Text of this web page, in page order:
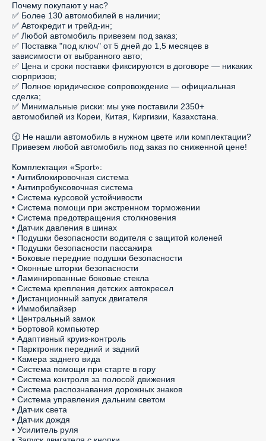
Почему покупают у нас?
✅ Более 130 автомобилей в наличии;
✅ Автокредит и трейд-ин;
✅ Любой автомобиль привезем под заказ;
✅ Поставка "под ключ" от 5 дней до 1,5 месяцев в
зависимости от выбранного авто;
✅ Цена и сроки поставки фиксируются в договоре — никаких
сюрпризов;
✅ Полное юридическое сопровождение — официальная
сделка;
✅ Минимальные риски: мы уже поставили 2350+
автомобилей из Кореи, Китая, Киргизии, Казахстана.
🕜 Не нашли автомобиль в нужном цвете или комплектации?
Привезем любой автомобиль под заказ по сниженной цене!
Комплектация «Sport»:
• Антиблокировочная система
• Антипробуксовочная система
• Система курсовой устойчивости
• Система помощи при экстренном торможении
• Система предотвращения столкновения
• Датчик давления в шинах
• Подушки безопасности водителя с защитой коленей
• Подушки безопасности пассажира
• Боковые передние подушки безопасности
• Оконные шторки безопасности
• Ламинированные боковые стекла
• Система крепления детских автокресел
• Дистанционный запуск двигателя
• Иммобилайзер
• Центральный замок
• Бортовой компьютер
• Адаптивный круиз-контроль
• Парктроник передний и задний
• Камера заднего вида
• Система помощи при старте в гору
• Система контроля за полосой движения
• Система распознавания дорожных знаков
• Система управления дальним светом
• Датчик света
• Датчик дождя
• Усилитель руля